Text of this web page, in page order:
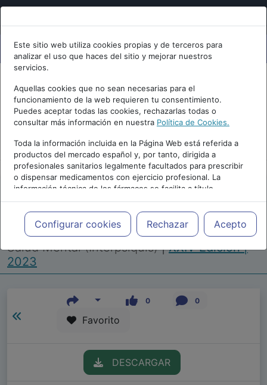
Este sitio web utiliza cookies propias y de terceros para
analizar el uso que haces del sitio y mejorar nuestros
servicios.
Aquellas cookies que no sean necesarias para el
funcionamiento de la web requieren tu consentimiento.
Puedes aceptar todas las cookies, rechazarlas todas o
consultar más información en nuestra Política de Cookies.
Toda la información incluida en la Página Web está referida a
productos del mercado español y, por tanto, dirigida a
profesionales sanitarios legalmente facultados para prescribir
o dispensar medicamentos con ejercicio profesional. La
información técnica de los fármacos se facilita a título
meramente informativo, siendo responsabilidad de los
profesionales facultados prescribir medicamentos y decidir, en
cada caso concreto, el tratamiento más adecuado a las
necesidades del paciente.
Configurar cookies Rechazar Acepto
Repositorio de Artículos |Congreso Virtual
Internacional de Psiquiatría, Psicología y
Salud Mental (Interpsiquis)|XXIV Edición |
2023
0 0
Favorito
DESCARGAR